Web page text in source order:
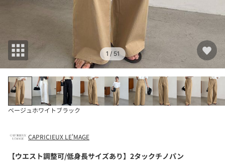
1 / 51
ベージュ ホワイトブラック
CAPRICIEUX LE'MAGE
【ウエスト調整可/低身長サイズあり】2タックチノパン